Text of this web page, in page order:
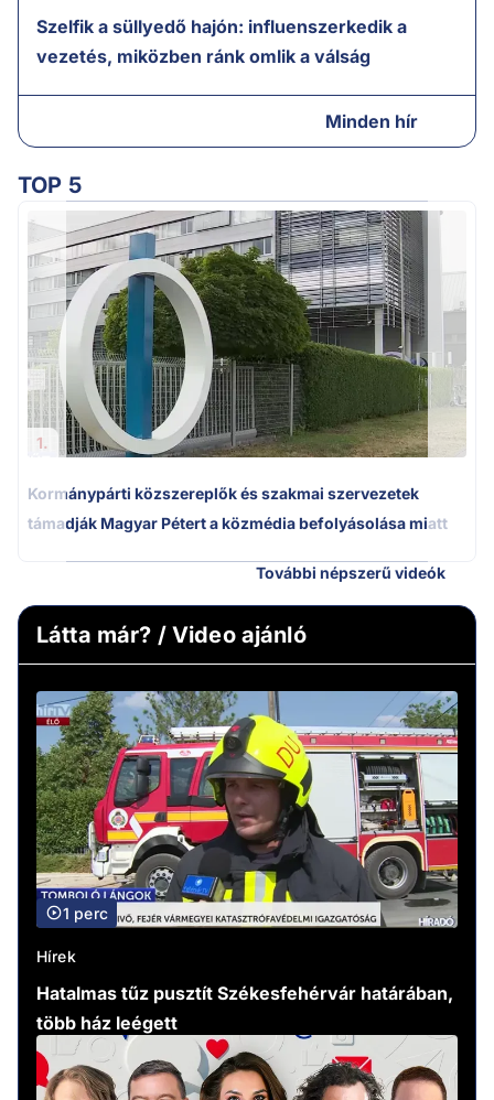
Szelfik a süllyedő hajón: influenszerkedik a
vezetés, miközben ránk omlik a válság
Minden hír
TOP 5
1.
Kormánypárti közszereplők és szakmai szervezetek
támadják Magyar Pétert a közmédia befolyásolása miatt
További népszerű videók
Látta már? / Video ajánló
1 perc
Hírek
Hatalmas tűz pusztít Székesfehérvár határában,
több ház leégett